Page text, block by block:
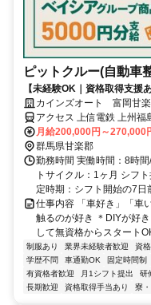
ピットクルー(自動車
【未経験OK｜資格取得支援
る！《年間休日115日／残業
カインズオート 富岡甘
アクセス 上信電鉄 上州
分、上信電鉄 上州富岡徒
分
月給200,000円～270,000
群馬県甘楽郡
勤務時間 実働時間：8時
トサイクル：1ヶ月 シフ
定時期：シフト開始の7
仕事内容 「車好き」「車
触るのが好き ＊DIYが好
して無資格からスタート
制服あり 業界未経験者歓迎 資
学歴不問
車通勤OK 固定時間制
有資格者歓迎
月1シフト提出 研
長期歓迎
資格取得手当あり 寮